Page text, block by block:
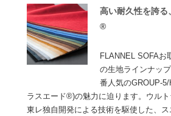
高い耐久性を誇る
®
FLANNEL SOFAお
の生地ラインナッ
番人気のGROUP-
ラスエード®)の魅力に迫ります。ウルト
東レ独自開発による技術を駆使した、